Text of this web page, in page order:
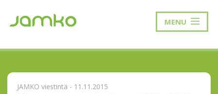
MENU
JAMKO viestintä - 11.11.2015